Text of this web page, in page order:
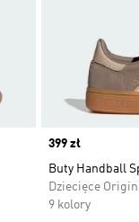
Price
399 zł
Buty Handball
Dziecięce
9 kolory